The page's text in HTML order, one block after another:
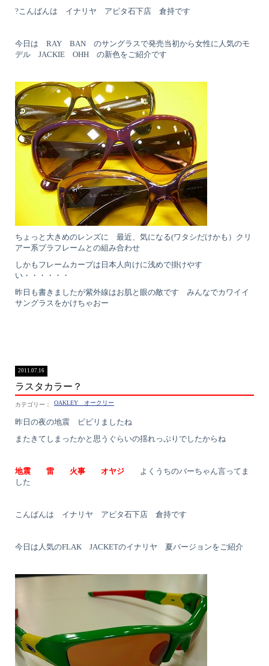
?こんばんは イナリヤ アピタ石下店 倉持です
今日は RAY BAN のサングラスで発売当初から女性に人気のモ
デル JACKIE OHH の新色をご紹介です
ちょっと大きめのレンズに 最近、気になる(ワタシだけかも）クリ
アー系プラフレームとの組み合わせ
しかもフレームカーブは日本人向けに浅めで掛けやす
い・・・・・・
昨日も書きましたが紫外線はお肌と眼の敵です みんなでカワイイ
サングラスをかけちゃおー
ラスタカラー？
2011.07.16
OAKLEY オークリー
昨日の夜の地震 ビビリましたね
またきてしまったかと思うぐらいの揺れっぷりでしたからね
地震 雷 火事 オヤジ
よくうちのバーちゃん言ってま
した
こんばんは イナリヤ アピタ石下店 倉持です
今日は人気のFLAK JACKETのイナリヤ 夏バージョンをご紹介